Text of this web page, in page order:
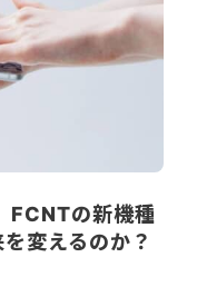
FCNTの新機種
変えるのか？